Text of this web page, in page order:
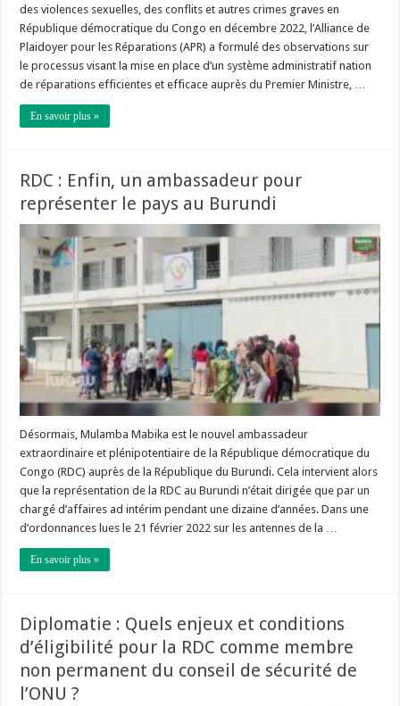
des violences sexuelles, des conflits et autres crimes graves en
République démocratique du Congo en décembre 2022, l’Alliance de
Plaidoyer pour les Réparations (APR) a formulé des observations sur
le processus visant la mise en place d’un système administratif nation
de réparations efficientes et efficace auprès du Premier Ministre, …
En savoir plus »
RDC : Enfin, un ambassadeur pour
représenter le pays au Burundi
Désormais, Mulamba Mabika est le nouvel ambassadeur
extraordinaire et plénipotentiaire de la République démocratique du
Congo (RDC) auprès de la République du Burundi. Cela intervient alors
que la représentation de la RDC au Burundi n’était dirigée que par un
chargé d’affaires ad intérim pendant une dizaine d’années. Dans une
d’ordonnances lues le 21 février 2022 sur les antennes de la …
En savoir plus »
Diplomatie : Quels enjeux et conditions
d’éligibilité pour la RDC comme membre
non permanent du conseil de sécurité de
l’ONU ?